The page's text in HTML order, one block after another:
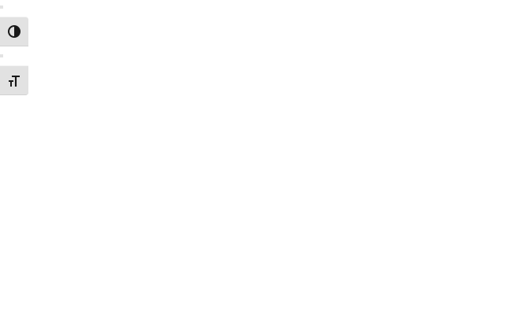
ΕΝΑΛΛΑΓΗ ΥΨΗΛΗΣ ΑΝΤΙΘΕΣΗΣ
ΕΝΑΛΛΑΓΗ ΜΕΓΕΘΟΥΣ ΓΡΑΜΜΑΤΩΝ